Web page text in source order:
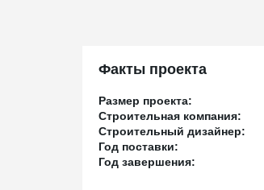
Факты проекта
Размер проекта:
Строительная компания:
Строительный дизайнер:
Год поставки:
Год завершения: